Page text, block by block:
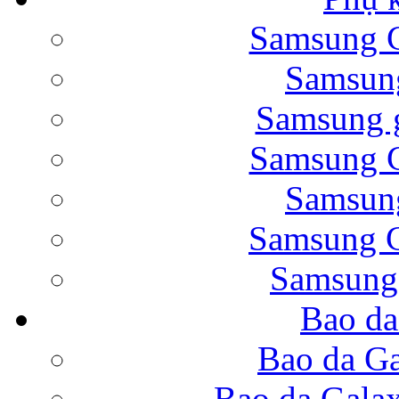
Bao da Samsung
Bao da Galaxy
Nắp lưng Samsung
Samsung
Samsung
Samsung
Bao
Bao da